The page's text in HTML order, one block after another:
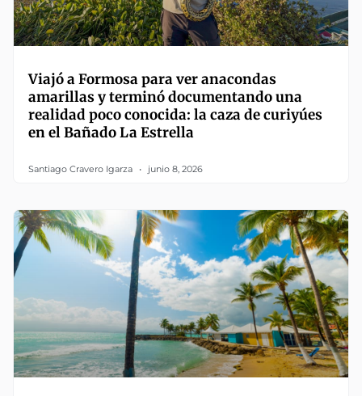
Viajó a Formosa para ver anacondas
amarillas y terminó documentando una
realidad poco conocida: la caza de curiyúes
en el Bañado La Estrella
Santiago Cravero Igarza junio 8, 2026